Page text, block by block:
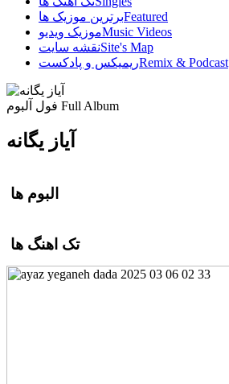
برترین موزیک هاFeatured
موزیک ویدیوMusic Videos
نقشه سایتSite's Map
ریمیکس و پادکستRemix & Podcast
Full Album
آیاز یگانه
البوم ها
تک اهنگ ها